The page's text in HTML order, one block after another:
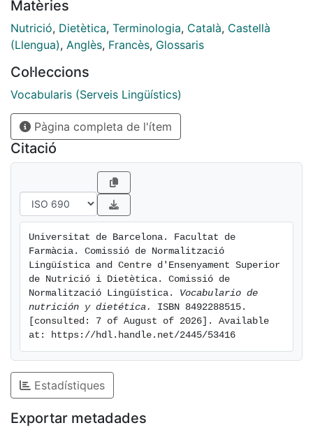
Matèries
Nutrició, Dietètica, Terminologia, Català, Castellà
(Llengua), Anglès, Francès, Glossaris
Col·leccions
Vocabularis (Serveis Lingüístics)
Pàgina completa de l'ítem
Citació
Universitat de Barcelona. Facultat de
Farmàcia. Comissió de Normalització
Lingüística and Centre d'Ensenyament Superior
de Nutrició i Dietètica. Comissió de
Normalització Lingüística. Vocabulario de
nutrición y dietética.
ISBN 8492288515.
[consulted: 7 of August of 2026]. Available
at: https://hdl.handle.net/2445/53416
Estadístiques
Exportar metadades